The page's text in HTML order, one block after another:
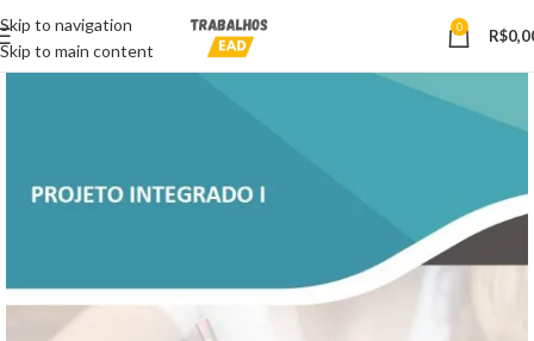
Skip to navigation
Skip to main content
0 R$